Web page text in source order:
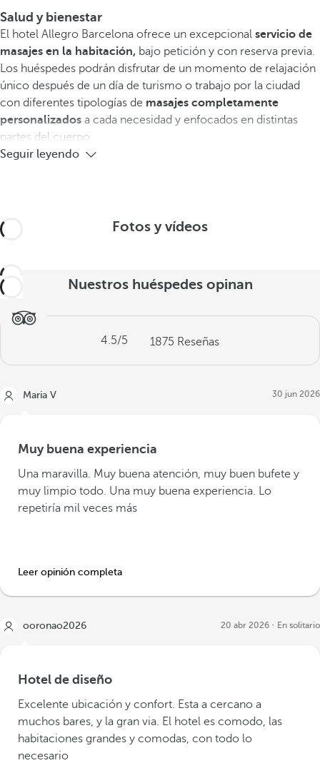
Salud y bienestar
El hotel Allegro Barcelona ofrece un excepcional servicio de
masajes en la habitación, bajo petición y con reserva previa.
Los huéspedes podrán disfrutar de un momento de relajación
único después de un día de turismo o trabajo por la ciudad
con diferentes tipologías de masajes completamente
personalizados a cada necesidad y enfocados en distintas
partes del cuerpo.
Seguir leyendo
Fotos y vídeos
Nuestros huéspedes opinan
4.5/5 1875 Reseñas
Maria V 30 jun 2026
Muy buena experiencia
Una maravilla. Muy buena atención, muy buen bufete y
muy limpio todo. Una muy buena experiencia. Lo
repetiría mil veces más
Leer opinión completa
ooronao2026 20 abr 2026 En solitario
Hotel de diseño
Excelente ubicación y confort. Esta a cercano a
muchos bares, y la gran via. El hotel es comodo, las
habitaciones grandes y comodas, con todo lo
necesario